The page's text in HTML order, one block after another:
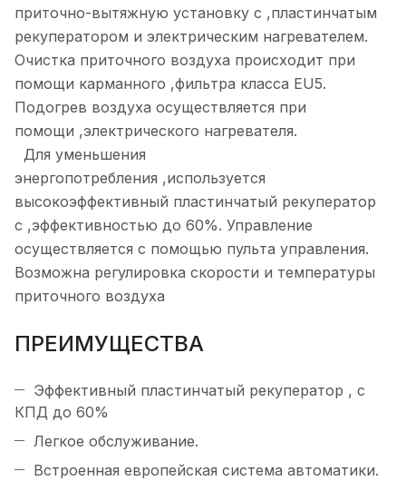
приточно-вытяжную установку с ,пластинчатым
рекуператором и электрическим нагревателем.
Очистка приточного воздуха происходит при
помощи карманного ,фильтра класса EU5.
Подогрев воздуха осуществляется при
помощи ,электрического нагревателя.
Для уменьшения
энергопотребления ,используется
высокоэффективный пластинчатый рекуператор
с ,эффективностью до 60%. Управление
осуществляется с помощью пульта управления.
Возможна регулировка скорости и температуры
приточного воздуха
ПРЕИМУЩЕСТВА
Эффективный пластинчатый рекуператор , с
КПД до 60%
Легкое обслуживание.
Встроенная европейская система автоматики.